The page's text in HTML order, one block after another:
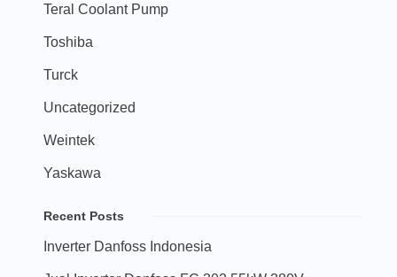
Teral Coolant Pump
Toshiba
Turck
Uncategorized
Weintek
Yaskawa
Recent Posts
Inverter Danfoss Indonesia